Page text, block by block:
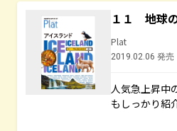
１１ 地球
Plat
2019.02.06 発売
人気急上昇中
もしっかり紹